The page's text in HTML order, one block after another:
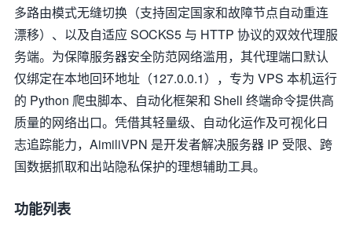
多路由模式无缝切换（支持固定国家和故障节点自动重连
漂移）、以及自适应 SOCKS5 与 HTTP 协议的双效代理服
务端。为保障服务器安全防范网络滥用，其代理端口默认
仅绑定在本地回环地址（127.0.0.1），专为 VPS 本机运行
的 Python 爬虫脚本、自动化框架和 Shell 终端命令提供高
质量的网络出口。凭借其轻量级、自动化运作及可视化日
志追踪能力，AimiliVPN 是开发者解决服务器 IP 受限、跨
国数据抓取和出站隐私保护的理想辅助工具。
功能列表